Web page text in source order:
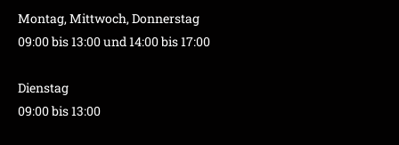
Montag, Mittwoch, Donnerstag
09:00 bis 13:00 und 14:00 bis 17:00
Dienstag
09:00 bis 13:00